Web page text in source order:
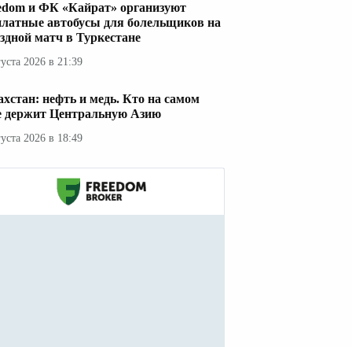
и ФК «Кайрат» организуют
автобусы для болельщиков на
матч в Туркестане
2026 в 21:39
нефть и медь. Кто на самом
держит Центральную Азию
2026 в 18:49